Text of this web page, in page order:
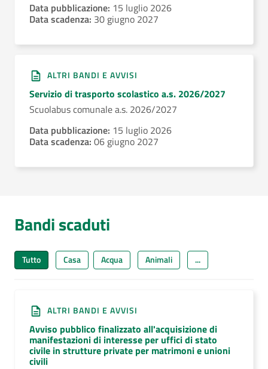
Data pubblicazione: 15 luglio 2026
Data scadenza: 30 giugno 2027
ALTRI BANDI E AVVISI
Servizio di trasporto scolastico a.s. 2026/2027
Scuolabus comunale a.s. 2026/2027
Data pubblicazione: 15 luglio 2026
Data scadenza: 06 giugno 2027
Bandi scaduti
Tutto Casa Acqua Animali ...
ALTRI BANDI E AVVISI
Avviso pubblico finalizzato all'acquisizione di
manifestazioni di interesse per uffici di stato
civile in strutture private per matrimoni e unioni
civili